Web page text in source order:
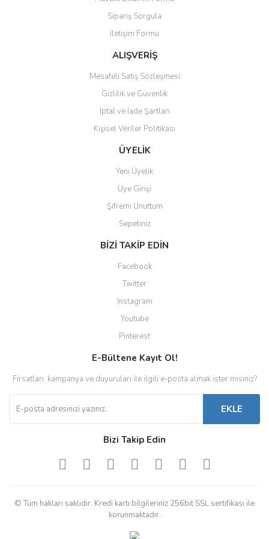
Ürün bilgilerinde hatalar bulunuyor.
Ürün fiyatı diğer sitelerden daha pahalı.
Bu ürüne benzer farklı alternatifler olmalı.
Gönder
Sipariş Sorgula
İletişim Formu
ALIŞVERİŞ
Mesafeli Satış Sözleşmesi
Gizlilik ve Güvenlik
İptal ve İade Şartları
Kişisel Veriler Politikası
ÜYELİK
Yeni Üyelik
Üye Girişi
Şifremi Unuttum
Sepetiniz
BİZİ TAKİP EDİN
Facebook
Twitter
Instagram
Youtube
Pinterest
E-Bültene Kayıt Ol!
Fırsatları, kampanya ve duyuruları ile ilgili e-posta almak ister misiniz?
EKLE
Bizi Takip Edin
© Tüm hakları saklıdır. Kredi kartı bilgileriniz 256bit SSL sertifikası ile
korunmaktadır.